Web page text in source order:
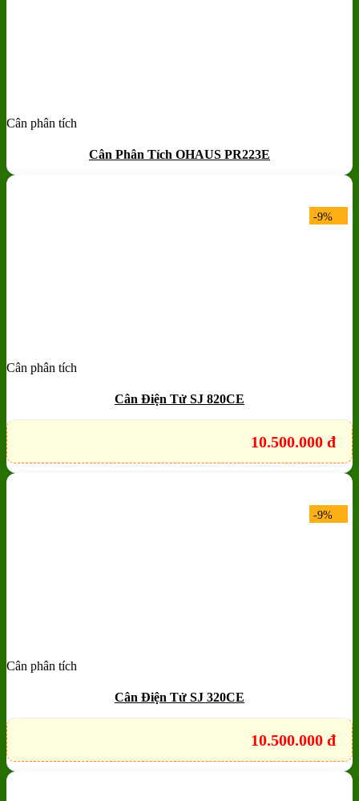
Add to wishlist
Cân phân tích
Cân Phân Tích OHAUS PR223E
-9%
Add to wishlist
Cân phân tích
Cân Điện Tử SJ 820CE
10.500.000 đ
-9%
Add to wishlist
Cân phân tích
Cân Điện Tử SJ 320CE
10.500.000 đ